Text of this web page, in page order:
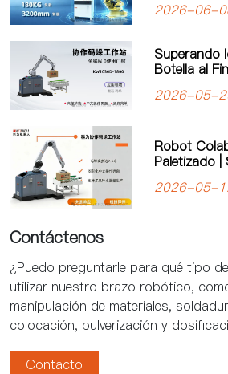
eficiencia
2026-06-
Superando
Botella al
Paletizador
2026-05-
Robot
Paletizado |
Robotics
2026-05-
Contáctenos
¿Puedo preguntarle para qué tipo
utilizar nuestro brazo robótico,
manipulación de materiales,
colocación, pulverización y
Contacto